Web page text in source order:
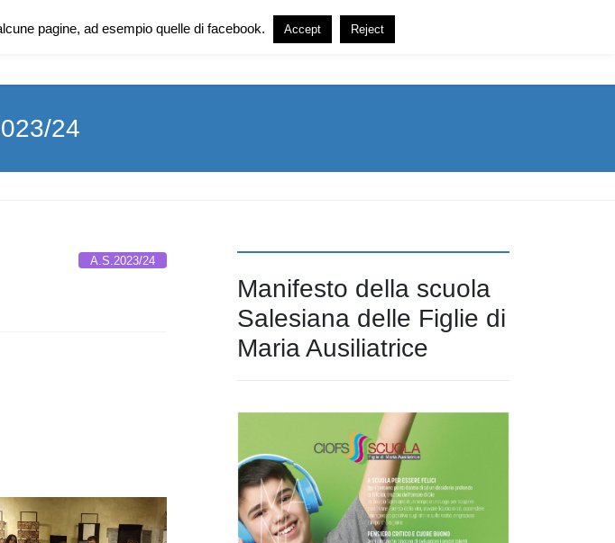
LABORATORI EXTRA CONTATTI
24
A.S.2023/24
Manifesto della scuola
Salesiana delle Figlie di
Maria Ausiliatrice
pagine, ad esempio quelle di facebook. Accept Reject